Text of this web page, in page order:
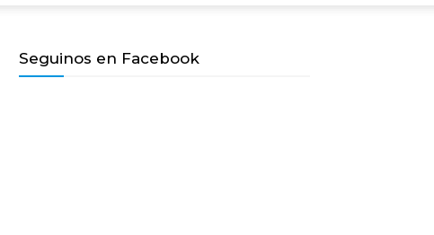
Seguinos en Facebook